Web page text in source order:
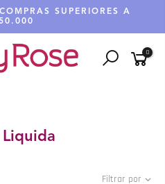
SUPERIORES A
0
Liquida
Filtrar por